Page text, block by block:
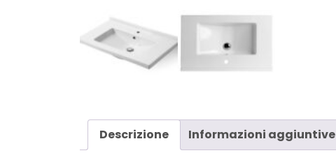
Descrizione Informazioni aggiuntive